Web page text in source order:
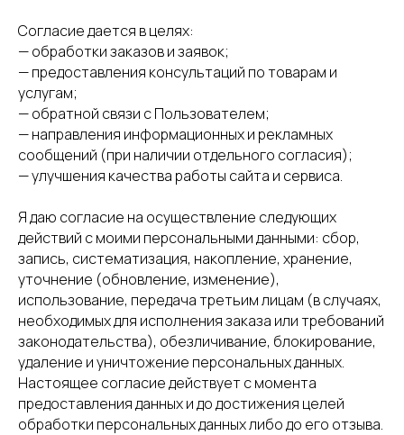
Согласие дается в целях:
— обработки заказов и заявок;
— предоставления консультаций по товарам и
услугам;
— обратной связи с Пользователем;
— направления информационных и рекламных
сообщений (при наличии отдельного согласия);
— улучшения качества работы сайта и сервиса.
Я даю согласие на осуществление следующих
действий с моими персональными данными: сбор,
запись, систематизация, накопление, хранение,
уточнение (обновление, изменение),
использование, передача третьим лицам (в случаях,
необходимых для исполнения заказа или требований
законодательства), обезличивание, блокирование,
удаление и уничтожение персональных данных.
Настоящее согласие действует с момента
предоставления данных и до достижения целей
обработки персональных данных либо до его отзыва.